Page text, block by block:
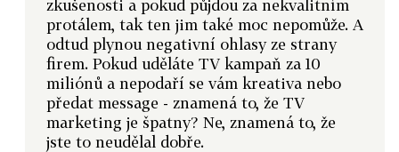
zkušenosti a pokud půjdou za nekvalitním
protálem, tak ten jim také moc nepomůže. A
odtud plynou negativní ohlasy ze strany
firem. Pokud uděláte TV kampaň za 10
miliónů a nepodaří se vám kreativa nebo
předat message - znamená to, že TV
marketing je špatny? Ne, znamená to, že
jste to neudělal dobře.